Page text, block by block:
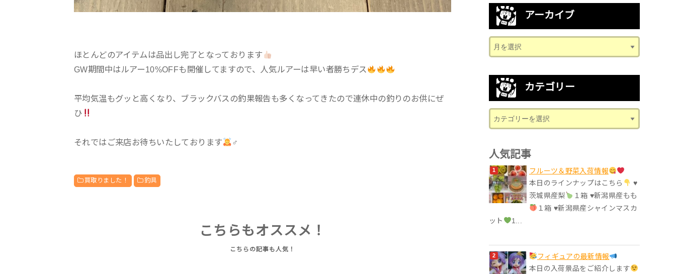
ほとんどのアイテムは品出し完了となっております
GW期間中はルアー10%OFFも開催してますので、人気ルアーは早い者勝ちデス
平均気温もグッと高くなり、ブラックバスの釣果報告も多くなってきたので連休中の釣りのお供にぜ
ひ
それではご来店お待ちいたしております ‍♂
買取りました！ 釣具
こちらもオススメ！
アーカイブ
カテゴリー
人気記事
フルーツ＆野菜入荷情報
本日のラインナップはこちら
♥︎
茨城県産梨
１箱 ♥︎新潟県産もも
１箱 ♥︎新潟県産シャインマスカ
ット
1...
フィギュアの最新情報
本日の入荷景品をご紹介します